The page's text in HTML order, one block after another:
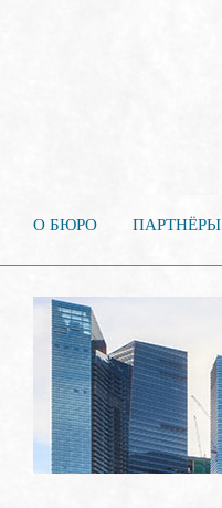
О БЮРО ПАРТНЁРЫ